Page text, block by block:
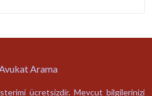
ücretsizdir. Mevcut bilgilerinizi